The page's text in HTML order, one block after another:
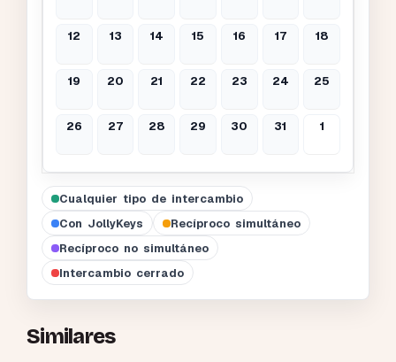
12 13 14 15 16 17 18
19 20 21 22 23 24 25
26 27 28 29 30 31 1
Cualquier tipo de intercambio
Con JollyKeys
Recíproco simultáneo
Recíproco no simultáneo
Intercambio cerrado
Similares